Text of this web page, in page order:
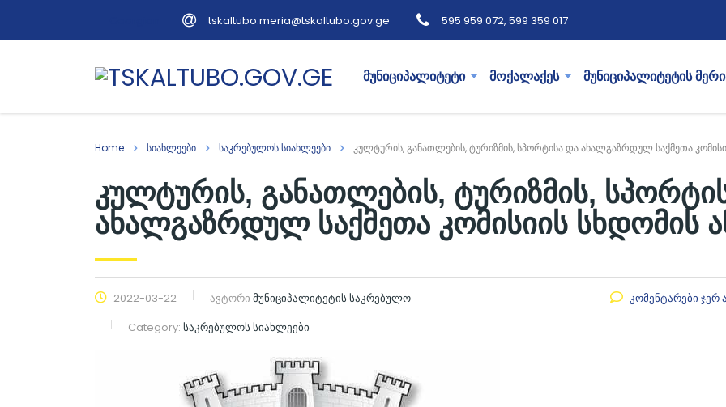
tskaltubo.meria@tskaltubo.gov.ge 595 959 072, 599 359 017
მუნიციპალიტეტი მოქალაქეს მუნიციპალიტეტის
Home სიახლეები საკრებულოს სიახლეები კულტურის, განათლების, ტურიზმის, სპორტისა და ახალგაზრდულ საქმეთა
კულტურის, განათლების, ტურიზმის,
ახალგაზრდულ საქმეთა კომისიის სხდომის
2022-03-22 ავტორი მუნიციპალიტეტის საკრებულო
Category: საკრებულოს სიახლეები
კომენტარები ჯერ